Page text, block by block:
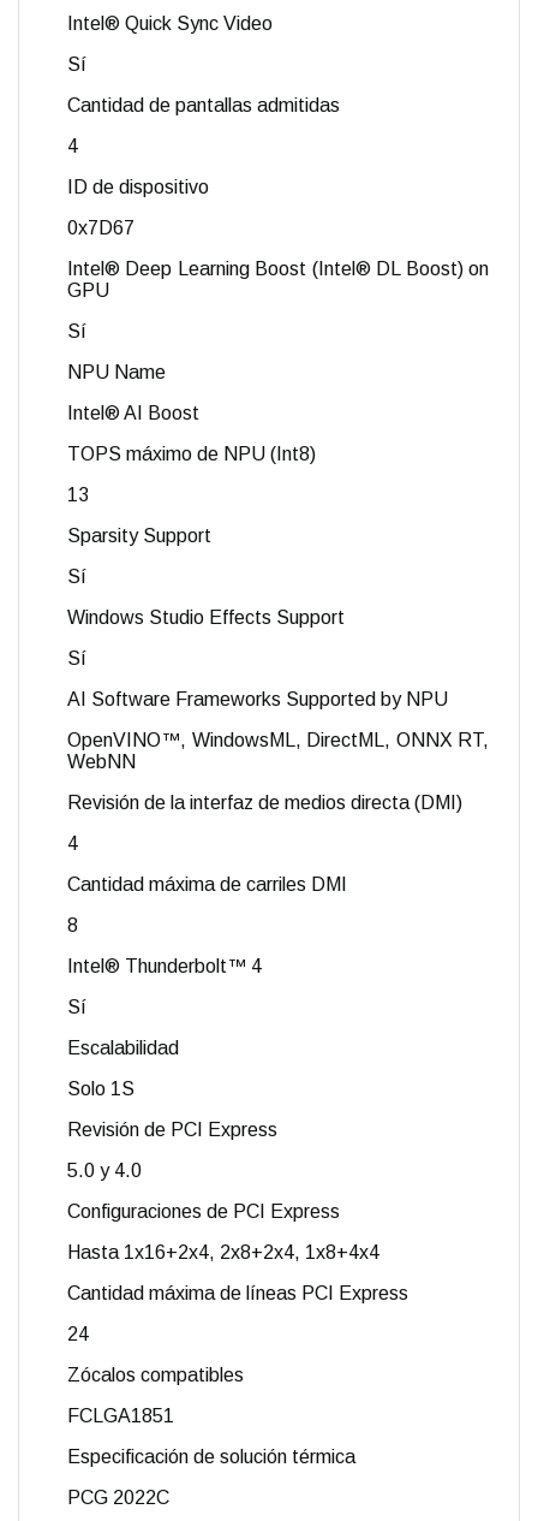
Intel® Quick Sync Video
Sí
Cantidad de pantallas admitidas
4
ID de dispositivo
0x7D67
Intel® Deep Learning Boost (Intel® DL Boost) on
GPU
Sí
NPU Name
Intel® AI Boost
TOPS máximo de NPU (Int8)
13
Sparsity Support
Sí
Windows Studio Effects Support
Sí
AI Software Frameworks Supported by NPU
OpenVINO™, WindowsML, DirectML, ONNX RT,
WebNN
Revisión de la interfaz de medios directa (DMI)
4
Cantidad máxima de carriles DMI
8
Intel® Thunderbolt™ 4
Sí
Escalabilidad
Solo 1S
Revisión de PCI Express
5.0 y 4.0
Configuraciones de PCI Express
Hasta 1x16+2x4, 2x8+2x4, 1x8+4x4
Cantidad máxima de líneas PCI Express
24
Zócalos compatibles
FCLGA1851
Especificación de solución térmica
PCG 2022C